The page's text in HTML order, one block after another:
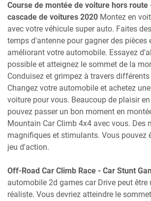
Course de montée de voiture hors route
cascade de voitures 2020 Montez en
avec votre véhicule super auto. Faites
temps d'antenne pour gagner des pièces
améliorant votre automobile. Essayez
possible et atteignez le sommet de la
Conduisez et grimpez à travers
Changez votre automobile et achetez
voiture pour vous. Beaucoup de plaisir
pouvez passer un bon moment en
Mountain Car Climb 4x4 avec vous. Des
magnifiques et stimulants. Vous pouvez
jeu d'action.
Off-Road Car Climb Race - Car Stunt
automobile 2d games car Drive peut
réaliste. Vous devriez atteindre le